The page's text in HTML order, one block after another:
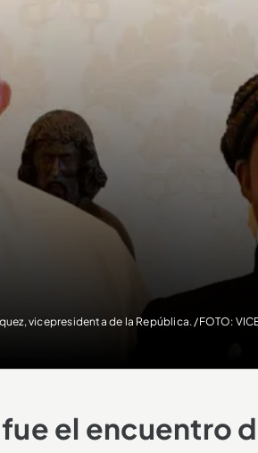
vicepresidenta de la República. /FOTO:
fue el encuentro